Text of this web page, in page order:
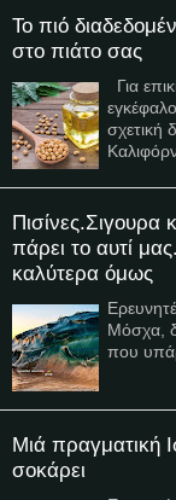
Το πιό
στο πιάτο σας
Για
σχετική
Πισίνες.Σιγουρα
πάρει το αυτί
καλύτερα όμως
Μόσχα,
που
Μιά πραγματική
σοκάρει